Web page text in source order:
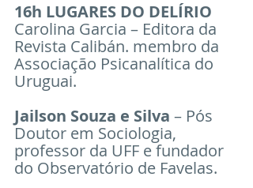
16h LUGARES DO DELÍRIO
Carolina Garcia – Editora da
Revista Calibán. membro da
Associação Psicanalítica do
Uruguai.
Jailson Souza e Silva – Pós
Doutor em Sociologia,
professor da UFF e fundador
do Observatório de Favelas.